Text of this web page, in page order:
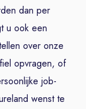
dan per
u ook een
over onze
opvragen, of
job-
wenst te